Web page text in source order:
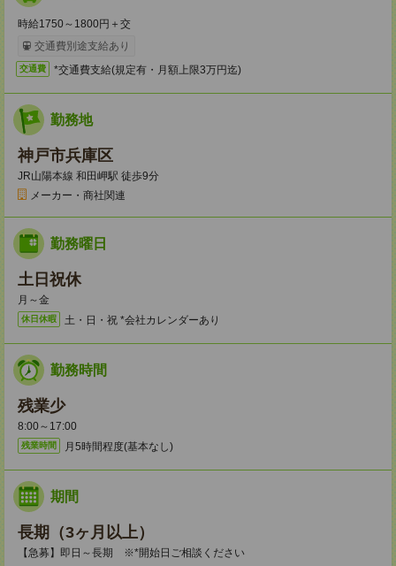
時給1750～1800円＋交
交通費別途支給あり
交通費 *交通費支給(規定有・月額上限3万円迄)
勤務地
神戸市兵庫区
JR山陽本線 和田岬駅 徒歩9分
メーカー・商社関連
勤務曜日
土日祝休
月～金
休日休暇 土・日・祝 *会社カレンダーあり
勤務時間
残業少
8:00～17:00
残業時間 月5時間程度(基本なし)
期間
長期（3ヶ月以上）
【急募】即日～長期 ※*開始日ご相談ください